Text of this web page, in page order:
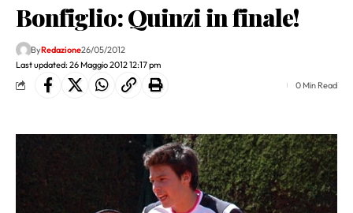
Bonfiglio: Quinzi in finale!
Last updated: 26 Maggio 2012 12:17 pm
ByRedazione26/05/2012
0 Min Read